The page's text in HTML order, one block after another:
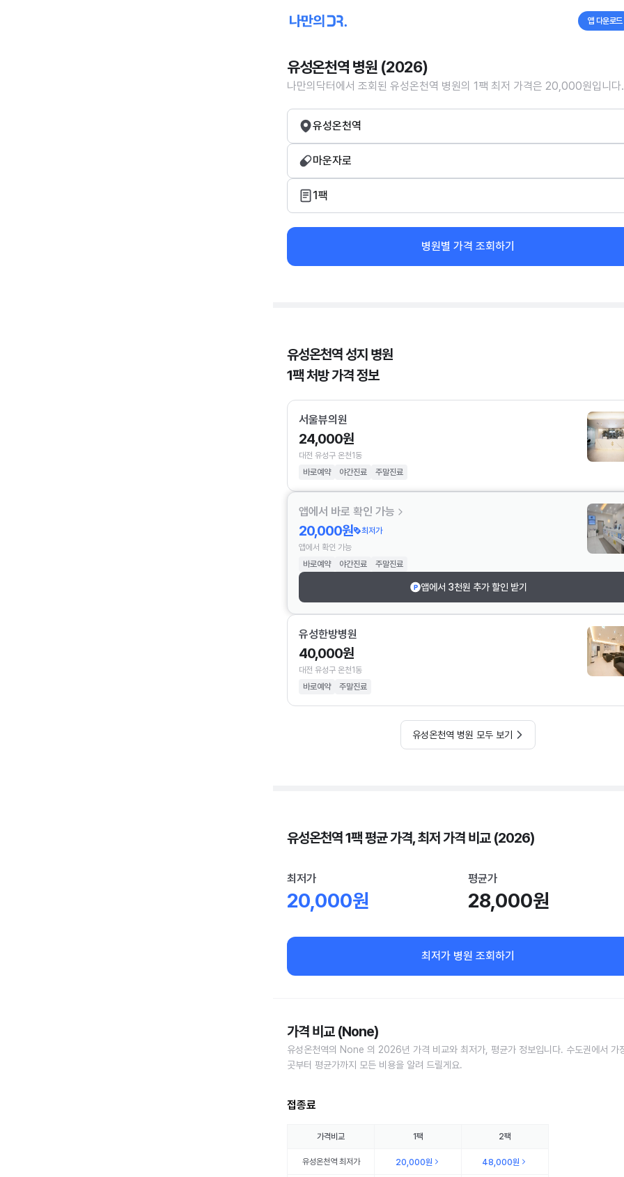
앱 다운로드
유성온천역 병원 (2026)
나만의닥터에서 조회된 유성온천역 병원의 1팩 최저 가격은 20,000원입니다.
유성온천역
마운자로
1팩
병원별 가격 조회하기
유성온천역 성지 병원
1팩 처방 가격 정보
서울뷰의원
24,000원
대전 유성구 온천1동
바로예약
야간진료 주말진료
앱에서 바로 확인 가능
20,000원
최저가
앱에서 확인 가능
바로예약
야간진료 주말진료
앱에서 3천원 추가 할인 받기
유성한방병원
40,000원
대전 유성구 온천1동
바로예약
주말진료
유성온천역 병원 모두 보기
유성온천역 1팩 평균 가격, 최저 가격 비교 (2026)
최저가
20,000원
평균가
28,000원
최저가 병원 조회하기
가격 비교 (None)
유성온천역의 None 의 2026년 가격 비교와 최저가, 평균가 정보입니다. 수도권에서 가
곳부터 평균가까지 모든 비용을 알려 드릴게요.
접종료
가격비교 1팩 2팩
유성온천역최저가 20,000원 48,000원